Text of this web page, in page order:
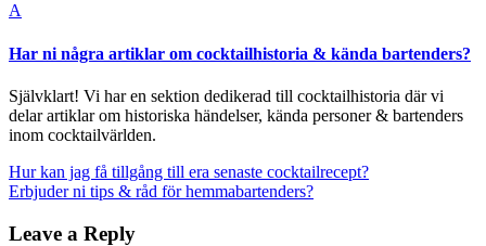
A
Har ni några artiklar om cocktailhistoria & kända bartenders?
Självklart! Vi har en sektion dedikerad till cocktailhistoria där vi
delar artiklar om historiska händelser, kända personer & bartenders
inom cocktailvärlden.
Post
navigation
Hur kan jag få tillgång till era senaste cocktailrecept?
Erbjuder ni tips & råd för hemmabartenders?
Leave a Reply